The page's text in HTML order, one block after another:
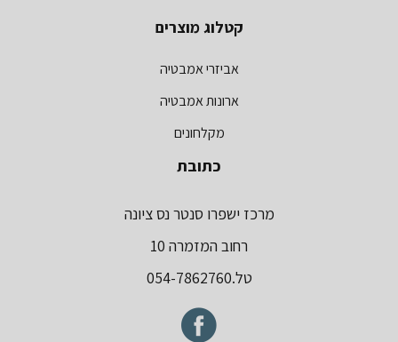
קטלוג מוצרים
אביזרי אמבטיה
ארונות אמבטיה
מקלחונים
כתובת
מרכז ישפרו סנטר נס ציונה
רחוב המזמרה 10
טל.054-7862760